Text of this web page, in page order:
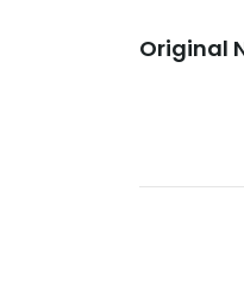
Original